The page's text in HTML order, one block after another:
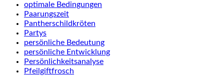
optimale Bedingungen
Paarungszeit
Pantherschildkröten
Partys
persönliche Bedeutung
persönliche Entwicklung
Persönlichkeitsanalyse
Pfeilgiftfrosch